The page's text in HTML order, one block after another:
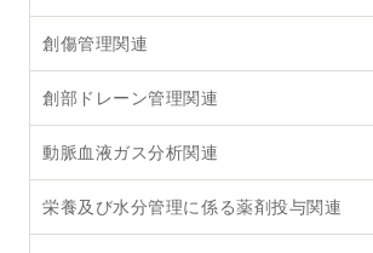
創傷管理関連
創部ドレーン管理関連
動脈血液ガス分析関連
栄養及び水分管理に係る薬剤投与関連